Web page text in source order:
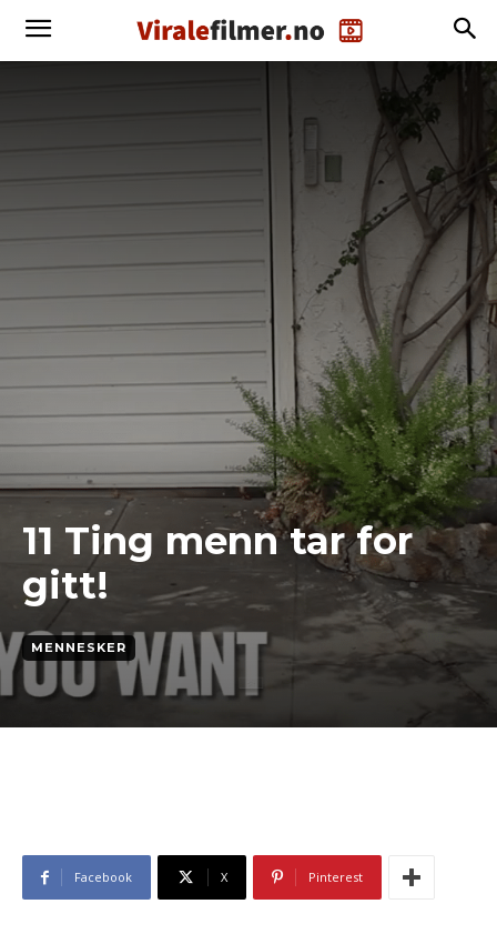
11 Ting menn tar for
gitt!
MENNESKER
Facebook X Pinterest